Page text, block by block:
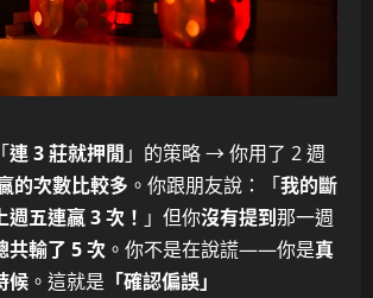
連 3 莊就押閒 」的策略 → 你用了 2 週
的次數比較多 。你跟朋友說：「我的斷
五連贏 3 次！ 」但你沒有提到那一週
共輸了 5 次 。你不是在說謊——你是真
候 。這就是 「確認偏誤」